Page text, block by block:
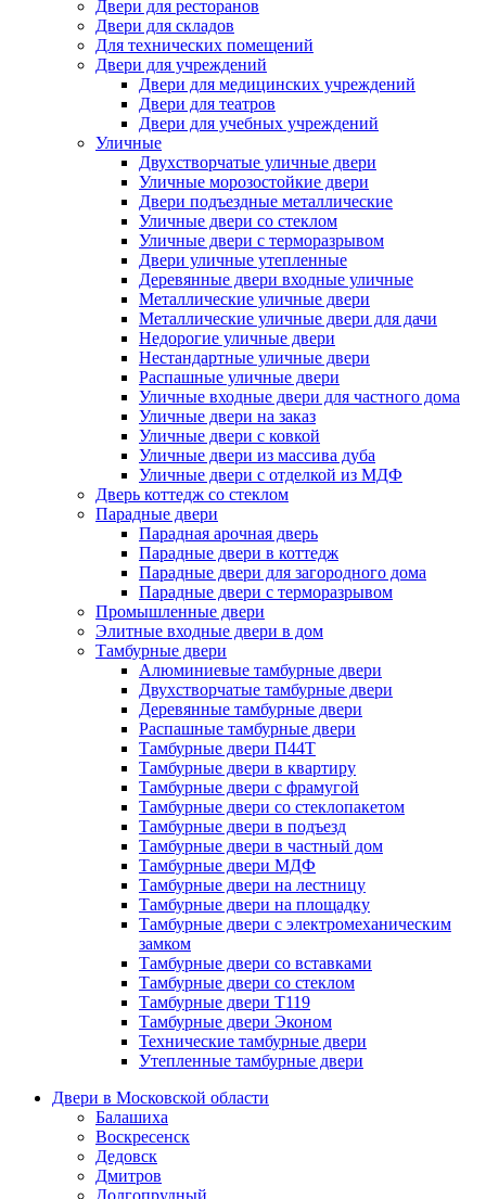
Двери для ресторанов
Двери для складов
Для технических помещений
Двери для учреждений
Двери для медицинских учреждений
Двери для театров
Двери для учебных учреждений
Уличные
Двухстворчатые уличные двери
Уличные морозостойкие двери
Двери подъездные металлические
Уличные двери со стеклом
Уличные двери с терморазрывом
Двери уличные утепленные
Деревянные двери входные уличные
Металлические уличные двери
Металлические уличные двери для дачи
Недорогие уличные двери
Нестандартные уличные двери
Распашные уличные двери
Уличные входные двери для частного дома
Уличные двери на заказ
Уличные двери с ковкой
Уличные двери из массива дуба
Уличные двери с отделкой из МДФ
Дверь коттедж со стеклом
Парадные двери
Парадная арочная дверь
Парадные двери в коттедж
Парадные двери для загородного дома
Парадные двери с терморазрывом
Промышленные двери
Элитные входные двери в дом
Тамбурные двери
Алюминиевые тамбурные двери
Двухстворчатые тамбурные двери
Деревянные тамбурные двери
Распашные тамбурные двери
Тамбурные двери П44Т
Тамбурные двери в квартиру
Тамбурные двери с фрамугой
Тамбурные двери со стеклопакетом
Тамбурные двери в подъезд
Тамбурные двери в частный дом
Тамбурные двери МДФ
Тамбурные двери на лестницу
Тамбурные двери на площадку
Тамбурные двери с электромеханическим
замком
Тамбурные двери со вставками
Тамбурные двери со стеклом
Тамбурные двери Т119
Тамбурные двери Эконом
Технические тамбурные двери
Утепленные тамбурные двери
Двери в Московской области
Балашиха
Воскресенск
Дедовск
Дмитров
Долгопрудный